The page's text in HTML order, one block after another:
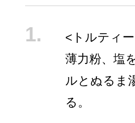
<トルティ
薄力粉、塩
ルとぬるま
る。